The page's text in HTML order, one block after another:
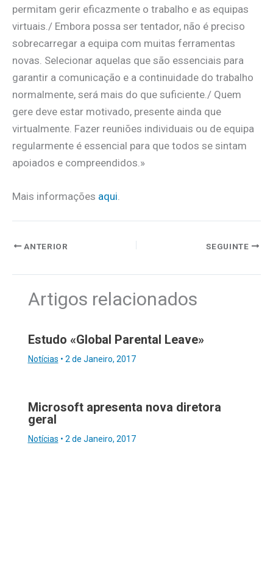
permitam gerir eficazmente o trabalho e as equipas
virtuais./ Embora possa ser tentador, não é preciso
sobrecarregar a equipa com muitas ferramentas
novas. Selecionar aquelas que são essenciais para
garantir a comunicação e a continuidade do trabalho
normalmente, será mais do que suficiente./ Quem
gere deve estar motivado, presente ainda que
virtualmente. Fazer reuniões individuais ou de equipa
regularmente é essencial para que todos se sintam
apoiados e compreendidos.»
Mais informações aqui.
ANTERIOR SEGUINTE
Artigos relacionados
Estudo «Global Parental Leave»
Notícias • 2 de Janeiro, 2017
Microsoft apresenta nova diretora
geral
Notícias • 2 de Janeiro, 2017